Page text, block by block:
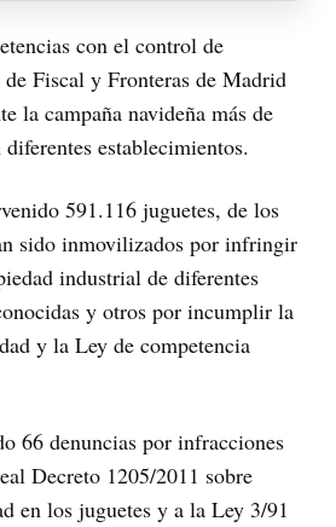
con el control de
de Fiscal y Fronteras de Madrid
la campaña navideña más de
establecimientos.
591.116 juguetes, de los
sido inmovilizados por infringir
industrial de diferentes
y otros por incumplir la
y la Ley de competencia
66 denuncias por infracciones
Decreto 1205/2011 sobre
en los juguetes y a la Ley 3/91